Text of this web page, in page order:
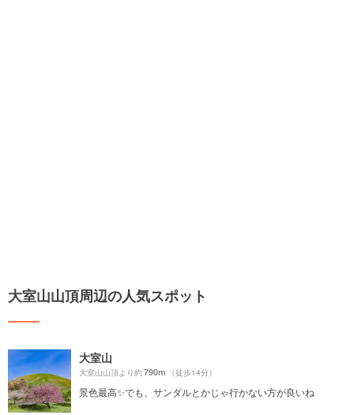
大室山山頂周辺の人気スポット
大室山
大室山山頂より約790m （徒歩14分）
景色最高✨でも、サンダルとかじゃ行かない方が良いね